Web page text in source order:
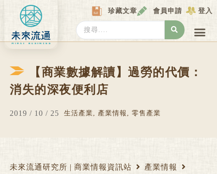
content
珍藏文章 會員申請 登入
Search
...
【商業數據解讀】過勞的代價：
消失的深夜便利店
2019 / 10 / 25 生活產業, 產業情報 , 零售產業
未來流通研究所 | 商業情報資訊站
產業情報